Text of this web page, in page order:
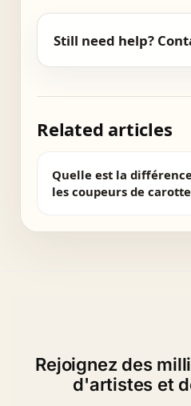
Still need help?
Related articles
Quelle est la
les coupeurs de
Rejoignez des
d'artistes et